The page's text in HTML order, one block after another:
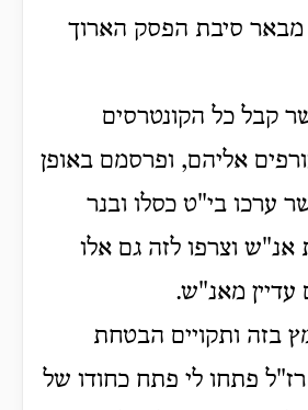
מבאר סיבת הפסק הארוך
קבל כל הקונטרסים
אליהם, ופרסמם באופן
ערכו בי"ט כסלו ובנר
אנ"ש וצרפו לזה גם אלו
מאנ"ש.
בזה ותקויים הבטחת
פתחו לי פתח כחודו של